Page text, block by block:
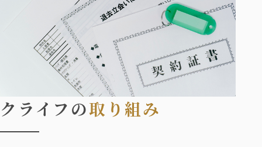
クライフの取り組み